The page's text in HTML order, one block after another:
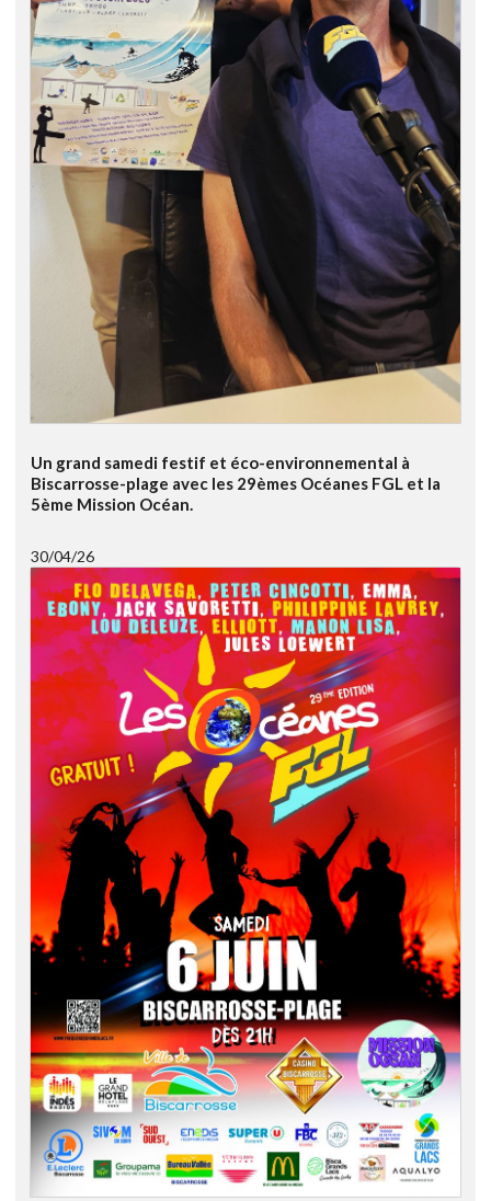
Un grand samedi festif et éco-environnemental à
Biscarrosse-plage avec les 29èmes Océanes FGL et la
5ème Mission Océan.
30/04/26